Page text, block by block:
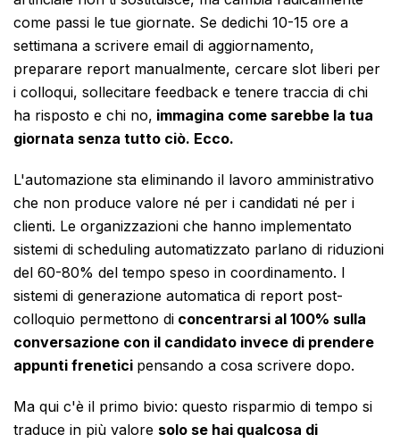
come passi le tue giornate. Se dedichi 10-15 ore a
settimana a scrivere email di aggiornamento,
preparare report manualmente, cercare slot liberi per
i colloqui, sollecitare feedback e tenere traccia di chi
ha risposto e chi no, immagina come sarebbe la tua
giornata senza tutto ciò. Ecco.
L'automazione sta eliminando il lavoro amministrativo
che non produce valore né per i candidati né per i
clienti. Le organizzazioni che hanno implementato
sistemi di scheduling automatizzato parlano di riduzioni
del 60-80% del tempo speso in coordinamento. I
sistemi di generazione automatica di report post-
colloquio permettono di concentrarsi al 100% sulla
conversazione con il candidato invece di prendere
appunti frenetici pensando a cosa scrivere dopo.
Ma qui c'è il primo bivio: questo risparmio di tempo si
traduce in più valore solo se hai qualcosa di